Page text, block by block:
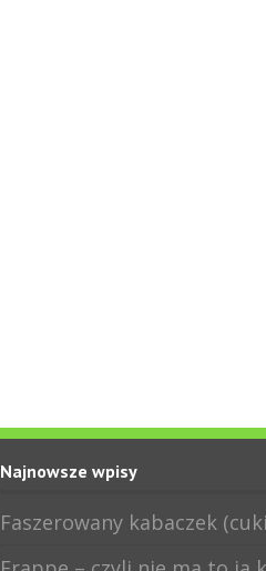
Najnowsze wpisy
Faszerowany kabaczek